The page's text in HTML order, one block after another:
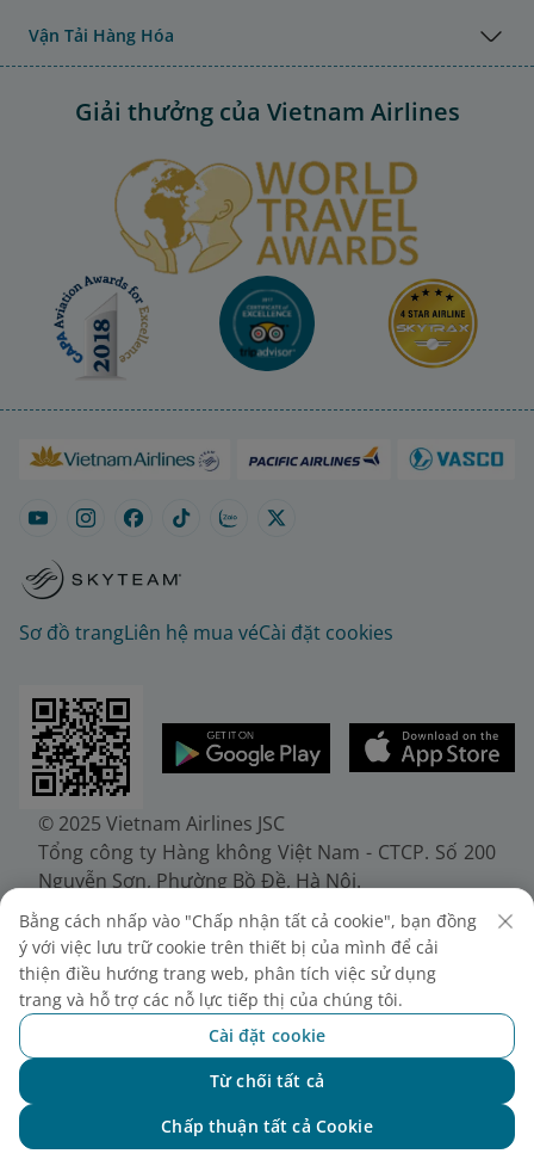
Vận Tải Hàng Hóa
Giải thưởng của Vietnam Airlines
Sơ đồ trangLiên hệ mua véCài đặt cookies
© 2025 Vietnam Airlines JSC
Tổng công ty Hàng không Việt Nam - CTCP. Số 200
Nguyễn Sơn, Phường Bồ Đề, Hà Nội.
Điện thoại: (+84-24) 38272289. Fax: (+84-24)
38722375
Giấy chứng nhận đăng ký doanh nghiệp, mã số
doanh nghiệp 0100107518, đăng ký lần đầu ngày
30/6/2010, đăng ký thay đổi lần thứ 10 ngày
24/7/2025, cấp bởi Sở Tài chính Thành phố Hà Nội.
Bằng cách nhấp vào "Chấp nhận tất cả cookie", bạn đồng
ý với việc lưu trữ cookie trên thiết bị của mình để cải
thiện điều hướng trang web, phân tích việc sử dụng
trang và hỗ trợ các nỗ lực tiếp thị của chúng tôi.
Cài đặt cookie
Từ chối tất cả
Chấp thuận tất cả Cookie